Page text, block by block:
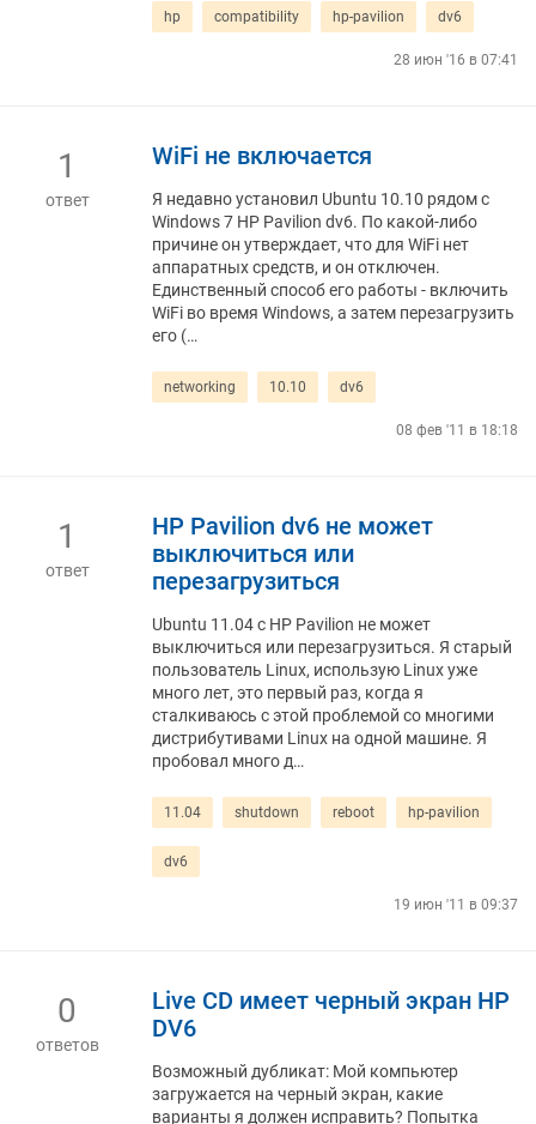
hp compatibility hp-pavilion dv6
28 июн '16 в 07:41
1
ответ
WiFi не включается
Я недавно установил Ubuntu 10.10 рядом с
Windows 7 HP Pavilion dv6. По какой-либо
причине он утверждает, что для WiFi нет
аппаратных средств, и он отключен.
Единственный способ его работы - включить
WiFi во время Windows, а затем перезагрузить
его (…
networking 10.10 dv6
08 фев '11 в 18:18
1
ответ
HP Pavilion dv6 не может
выключиться или
перезагрузиться
Ubuntu 11.04 с HP Pavilion не может
выключиться или перезагрузиться. Я старый
пользователь Linux, использую Linux уже
много лет, это первый раз, когда я
сталкиваюсь с этой проблемой со многими
дистрибутивами Linux на одной машине. Я
пробовал много д…
11.04 shutdown reboot hp-pavilion
dv6
19 июн '11 в 09:37
0
ответов
Live CD имеет черный экран HP
DV6
Возможный дубликат: Мой компьютер
загружается на черный экран, какие
варианты я должен исправить? Попытка